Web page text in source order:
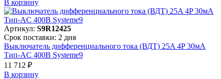
В корзинy
Артикул: S9R12425
Срок поставки: 2 дня
Выключатель дифференциального тока (ВДТ) 25A 4P 30мА
Тип-AC 400В Systeme9
11 712 ₽
В корзинy